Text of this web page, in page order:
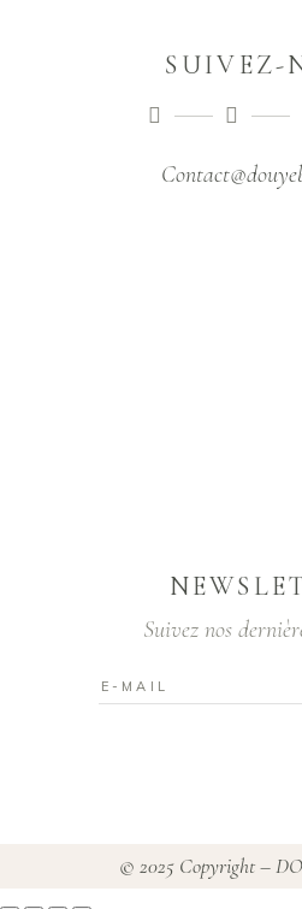
SUIVEZ-
Suivez nos
© 2025 Copyright –